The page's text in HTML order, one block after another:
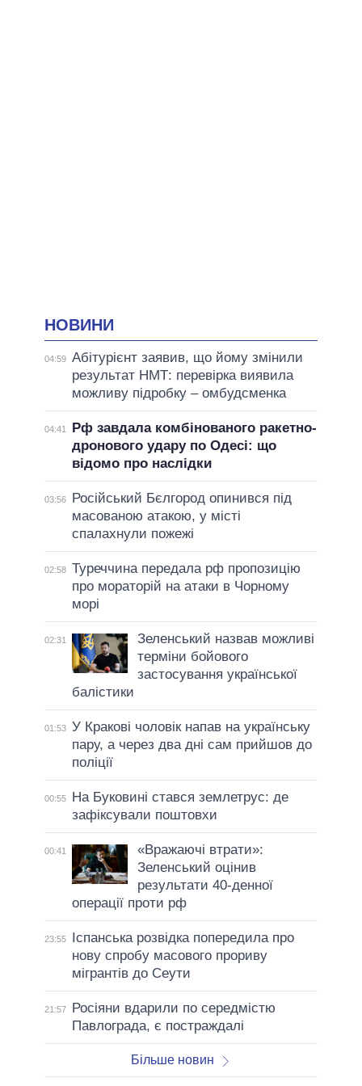
НОВИНИ
04:59 Абітурієнт заявив, що йому змінили
результат НМТ: перевірка виявила
можливу підробку – омбудсменка
04:41
Рф завдала комбінованого ракетно-
дронового удару по Одесі: що
відомо про наслідки
03:56
Російський Бєлгород опинився під
масованою атакою, у місті
спалахнули пожежі
02:58 Туреччина передала рф пропозицію
про мораторій на атаки в Чорному
морі
02:31
Зеленський назвав можливі
терміни бойового
застосування української
балістики
01:53 У Кракові чоловік напав на українську
пару, а через два дні сам прийшов до
поліції
00:55
На Буковині стався землетрус: де
зафіксували поштовхи
00:41
«Вражаючі втрати»:
Зеленський оцінив
результати 40-денної
операції проти рф
23:55
Іспанська розвідка попередила про
нову спробу масового прориву
мігрантів до Сеути
21:57
Росіяни вдарили по середмістю
Павлограда, є постраждалі
Більше новин